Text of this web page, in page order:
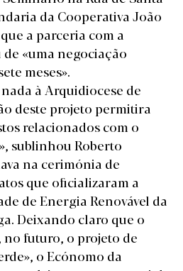
da Cooperativa João
a parceria com a
de «uma negociação
meses».
à Arquidiocese de
deste projeto permitira
relacionados com o
sublinhou Roberto
na cerimónia de
que oficializaram a
de Energia Renovável da
Deixando claro que o
futuro, o projeto de
o Ecónomo da